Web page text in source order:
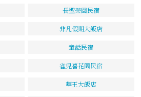
長聖榮園民宿
非凡假期大飯店
童話民宿
雀兒喜花園民宿
華王大飯店